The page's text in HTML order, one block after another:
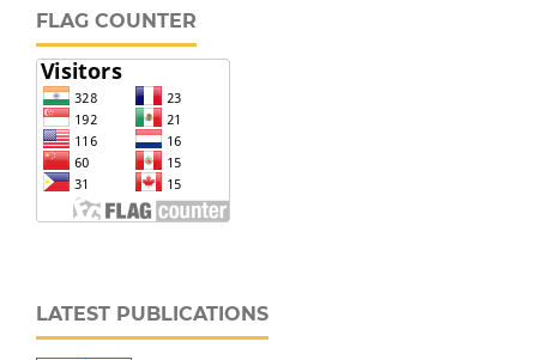
FLAG COUNTER
LATEST PUBLICATIONS